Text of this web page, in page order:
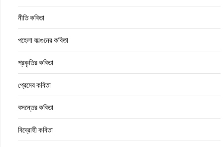
নীতি কবিতা
পহেলা ফাল্গুনের কবিতা
প্রকৃতির কবিতা
প্রেমের কবিতা
বসন্তের কবিতা
বিদ্রোহী কবিতা